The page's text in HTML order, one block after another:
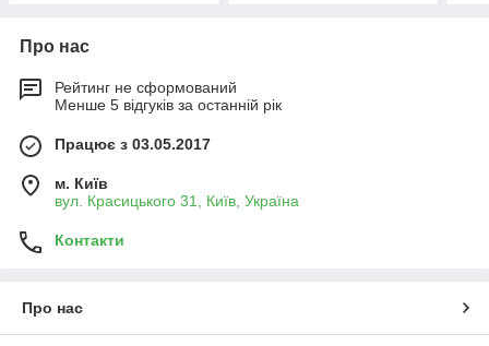
Про нас
Рейтинг не сформований
Менше 5 відгуків за останній рік
Працює з 03.05.2017
м. Київ
вул. Красицького 31, Київ, Україна
Контакти
Про нас